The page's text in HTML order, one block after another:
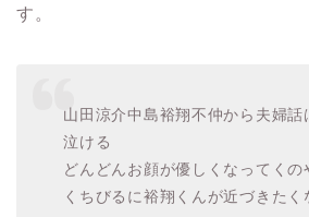
す。
山田涼介中島裕翔不仲から夫婦話
泣ける
どんどんお顔が優しくなってくの
くちびるに裕翔くんが近づきたく